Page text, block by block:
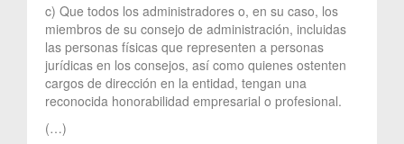
c) Que todos los administradores o, en su caso, los
miembros de su consejo de administración, incluidas
las personas físicas que representen a personas
jurídicas en los consejos, así como quienes ostenten
cargos de dirección en la entidad, tengan una
reconocida honorabilidad empresarial o profesional.
(…)